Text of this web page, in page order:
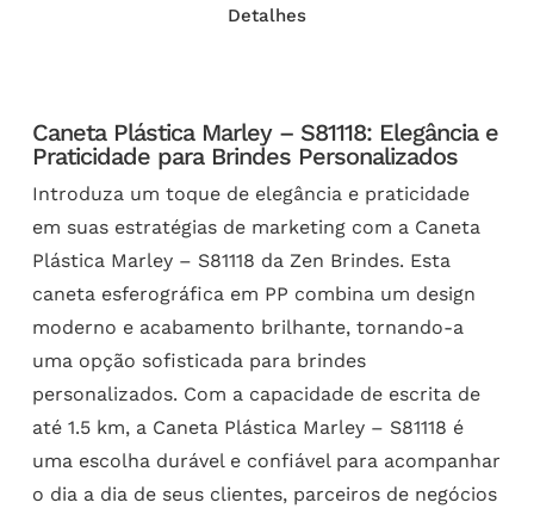
Detalhes
Caneta Plástica Marley – S81118: Elegância e
Praticidade para Brindes Personalizados
Introduza um toque de elegância e praticidade
em suas estratégias de marketing com a Caneta
Plástica Marley – S81118 da Zen Brindes. Esta
caneta esferográfica em PP combina um design
moderno e acabamento brilhante, tornando-a
uma opção sofisticada para brindes
personalizados. Com a capacidade de escrita de
até 1.5 km, a Caneta Plástica Marley – S81118 é
uma escolha durável e confiável para acompanhar
o dia a dia de seus clientes, parceiros de negócios